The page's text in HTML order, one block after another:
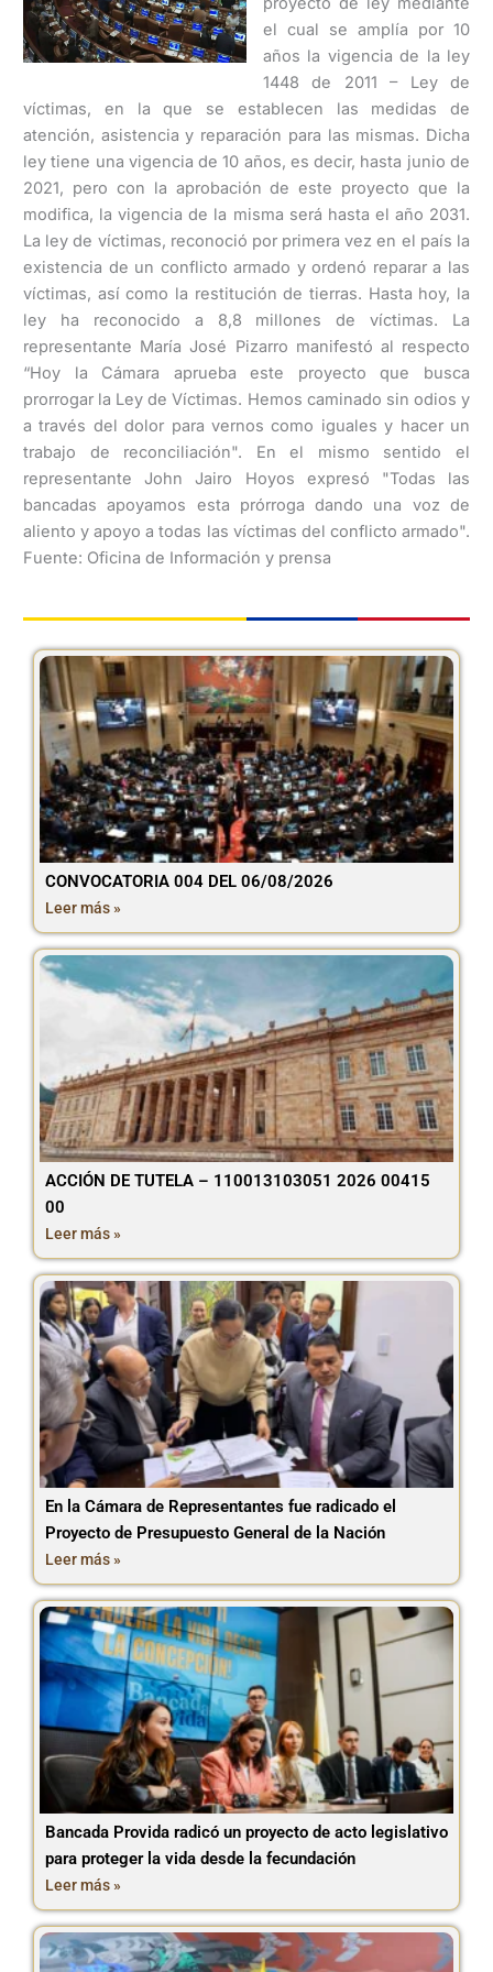
el cual se amplía por 10
años la vigencia de la ley
1448 de 2011 – Ley de
víctimas, en la que se establecen las medidas de
atención, asistencia y reparación para las mismas. Dicha
ley tiene una vigencia de 10 años, es decir, hasta junio de
2021, pero con la aprobación de este proyecto que la
modifica, la vigencia de la misma será hasta el año 2031.
La ley de víctimas, reconoció por primera vez en el país la
existencia de un conflicto armado y ordenó reparar a las
víctimas, así como la restitución de tierras. Hasta hoy, la
ley ha reconocido a 8,8 millones de víctimas. La
representante María José Pizarro manifestó al respecto
“Hoy la Cámara aprueba este proyecto que busca
prorrogar la Ley de Víctimas. Hemos caminado sin odios y
a través del dolor para vernos como iguales y hacer un
trabajo de reconciliación". En el mismo sentido el
representante John Jairo Hoyos expresó "Todas las
bancadas apoyamos esta prórroga dando una voz de
aliento y apoyo a todas las víctimas del conflicto armado".
Fuente: Oficina de Información y prensa
CONVOCATORIA 004 DEL 06/08/2026
Leer más »
ACCIÓN DE TUTELA – 110013103051 2026 00415
00
Leer más »
En la Cámara de Representantes fue radicado el
Proyecto de Presupuesto General de la Nación
Leer más »
Bancada Provida radicó un proyecto de acto legislativo
para proteger la vida desde la fecundación
Leer más »